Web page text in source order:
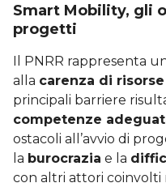
Smart Mobility, gli
progetti
Il PNRR rappresenta
alla carenza di
principali barriere
competenze
ostacoli all’avvio di
la burocrazia e la
con altri attori coinvolti